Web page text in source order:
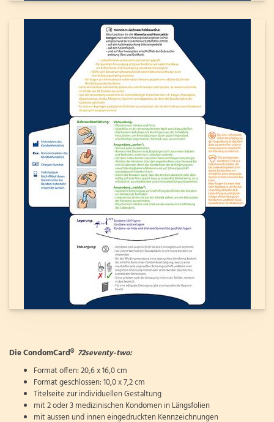
Die CondomCard® 72seventy-two:
Format offen: 20,6 x 16,0 cm
Format geschlossen: 10,0 x 7,2 cm
Titelseite zur individuellen Gestaltung
mit 2 oder 3 medizinischen Kondomen in Längsfolien
mit aussen und innen eingedruckten Kennzeichnungen